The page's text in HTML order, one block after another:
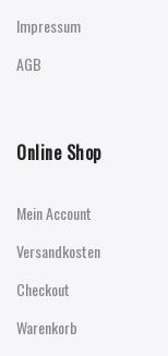
Impressum
AGB
Online Shop
Mein Account
Versandkosten
Checkout
Warenkorb